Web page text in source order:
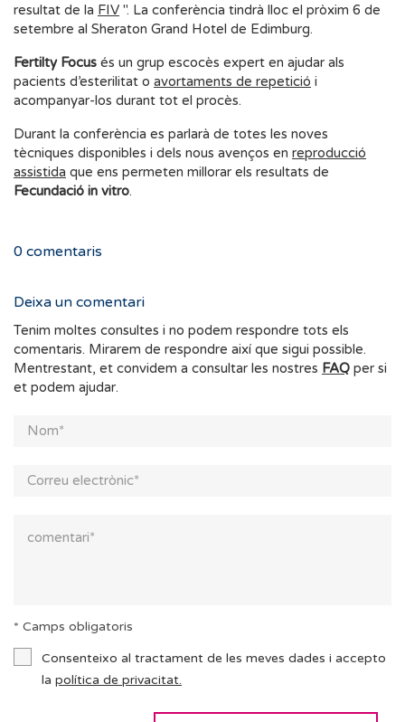
resultat de la FIV ". La conferència tindrà lloc el pròxim 6 de
setembre al Sheraton Grand Hotel de Edimburg.
Fertilty Focus és un grup escocès expert en ajudar als
pacients d’esterilitat o avortaments de repetició
acompanyar-los durant tot el procès.
Durant la conferència es parlarà de totes les noves
tècniques disponibles i dels nous avenços en reproducció
assistida que ens permeten millorar els resultats de
Fecundació in vitro.
0 comentaris
Deixa un comentari
Tenim moltes consultes i no podem respondre tots els
comentaris. Mirarem de respondre així que sigui possible.
Mentrestant, et convidem a consultar les nostres FAQ per si
et podem ajudar.
* Camps obligatoris
Consenteixo al tractament de les meves dades i accepto
la política de privacitat.